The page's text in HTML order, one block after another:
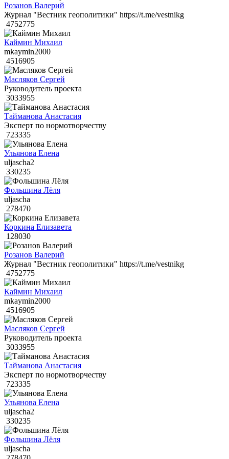
Розанов Валерий
Журнал "Вестник геополитики" https://t.me/vestnikg
4752775
Каймин Михаил
mkaymin2000
4516905
Масляков Сергей
Руководитель проекта
3033955
Тайманова Анастасия
Эксперт по нормотворчеству
723335
Ульянова Елена
uljascha2
330235
Фольшина Лёля
uljascha
278470
Коркина Елизавета
128030
Розанов Валерий
Журнал "Вестник геополитики" https://t.me/vestnikg
4752775
Каймин Михаил
mkaymin2000
4516905
Масляков Сергей
Руководитель проекта
3033955
Тайманова Анастасия
Эксперт по нормотворчеству
723335
Ульянова Елена
uljascha2
330235
Фольшина Лёля
uljascha